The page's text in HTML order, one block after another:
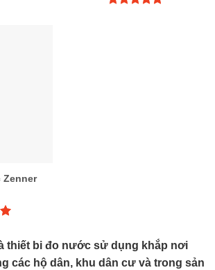
thiết bi đo nước sử dụng khắp nơi
các hộ dân, khu dân cư và trong sản